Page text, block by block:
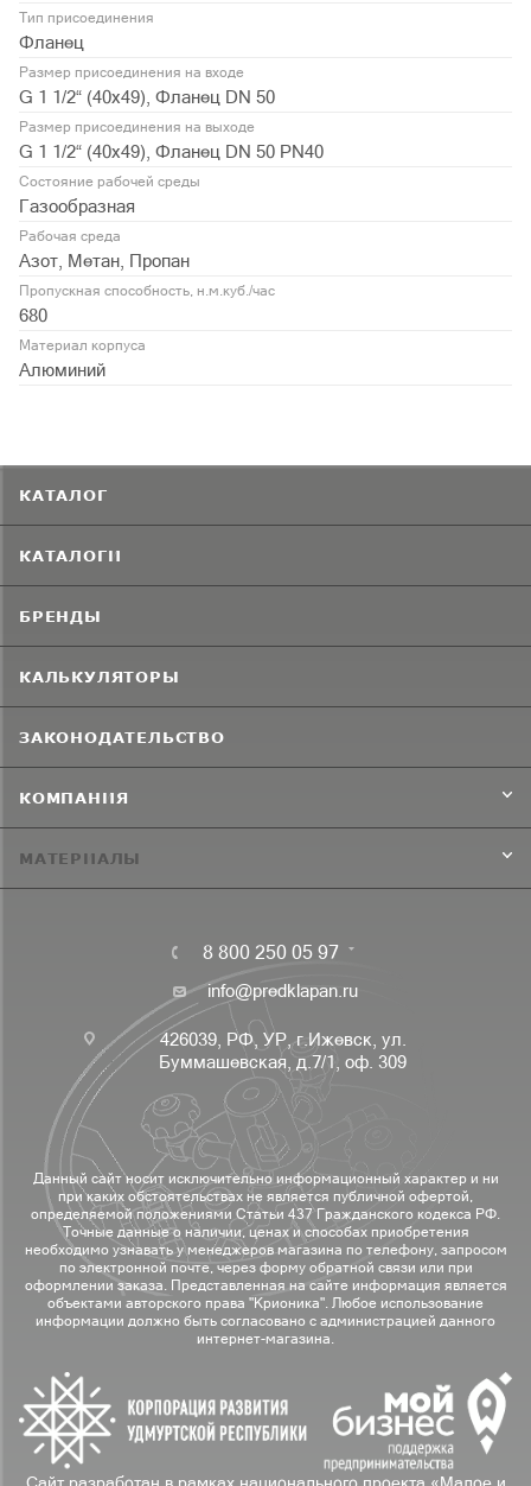
Тип присоединения
Фланец
Размер присоединения на входе
G 1 1/2“ (40x49), Фланец DN 50
Размер присоединения на выходе
G 1 1/2“ (40x49), Фланец DN 50 PN40
Состояние рабочей среды
Газообразная
Рабочая среда
Азот, Метан, Пропан
Пропускная способность, н.м.куб./час
680
Материал корпуса
Алюминий
КАТАЛОГ
КАТАЛОГИ
БРЕНДЫ
КАЛЬКУЛЯТОРЫ
ЗАКОНОДАТЕЛЬСТВО
КОМПАНИЯ
МАТЕРИАЛЫ
8 800 250 05 97
info@predklapan.ru
426039, РФ, УР, г.Ижевск, ул.
Буммашевская, д.7/1, оф. 309
Данный сайт носит исключительно информационный характер и ни
при каких обстоятельствах не является публичной офертой,
определяемой положениями Статьи 437 Гражданского кодекса РФ.
Точные данные о наличии, ценах и способах приобретения
необходимо узнавать у менеджеров магазина по телефону, запросом
по электронной почте, через форму обратной связи или при
оформлении заказа. Представленная на сайте информация является
объектами авторского права "Крионика". Любое использование
информации должно быть согласовано с администрацией данного
интернет-магазина.